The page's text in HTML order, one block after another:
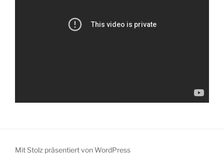
Mit Stolz präsentiert von WordPress